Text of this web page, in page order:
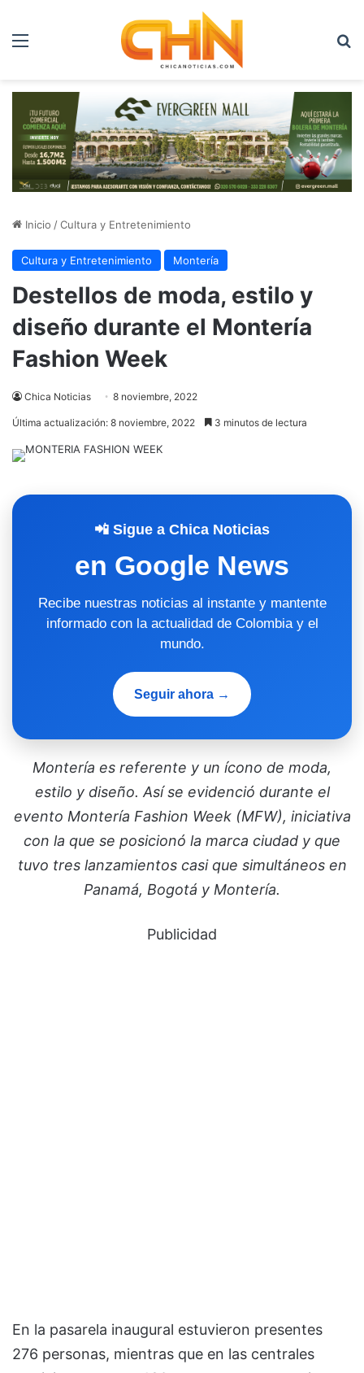
Menú
Inicio /Cultura y Entretenimiento
Cultura y Entretenimiento Montería
Destellos de moda, estilo y
diseño durante el Montería
Fashion Week
Chica Noticias 8 noviembre, 2022
Última actualización: 8 noviembre, 2022 3 minutos de lectura
📲 Sigue a Chica Noticias
en Google News
Recibe nuestras noticias al instante y mantente
informado con la actualidad de Colombia y el
mundo.
Seguir ahora →
Montería es referente y un ícono de moda,
estilo y diseño. Así se evidenció durante el
evento Montería Fashion Week (MFW), iniciativa
con la que se posicionó la marca ciudad y que
tuvo tres lanzamientos casi que simultáneos en
Panamá, Bogotá y Montería.
Publicidad
En la pasarela inaugural estuvieron presentes
276 personas, mientras que en las centrales